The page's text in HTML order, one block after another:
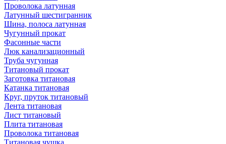
Проволока латунная
Латунный шестигранник
Шина, полоса латунная
Чугунный прокат
Фасонные части
Люк канализационный
Труба чугунная
Титановый прокат
Заготовка титановая
Катанка титановая
Круг, пруток титановый
Лента титановая
Лист титановый
Плита титановая
Проволока титановая
Титановая чушка